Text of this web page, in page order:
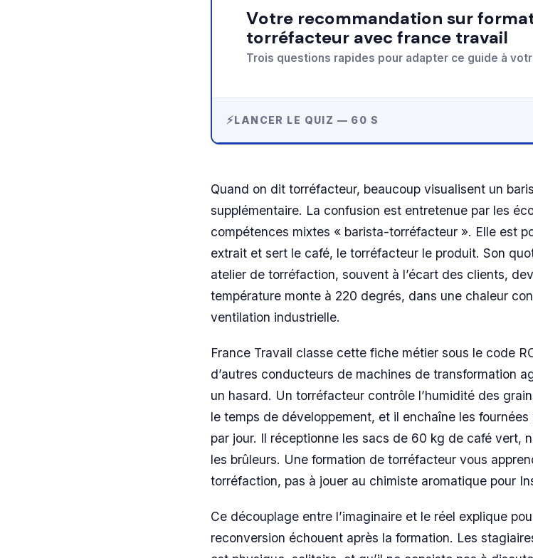
Votre recommandation sur formation
torréfacteur avec france travail
Trois questions rapides pour adapter ce guide à
LANCER LE QUIZ — 60 S
Quand on dit torréfacteur, beaucoup visualisent un
supplémentaire. La confusion est entretenue par les
compétences mixtes « barista-torréfacteur ». Elle est
extrait et sert le café, le torréfacteur le produit. Son
atelier de torréfaction, souvent à l’écart des clients,
température monte à 220 degrés, dans une chaleur
ventilation industrielle.
France Travail classe cette fiche métier sous le code
d’autres conducteurs de machines de transformation
un hasard. Un torréfacteur contrôle l’humidité des
le temps de développement, et il enchaîne les
par jour. Il réceptionne les sacs de 60 kg de café vert,
les brûleurs. Une formation de torréfacteur vous
torréfaction, pas à jouer au chimiste aromatique pour
Ce découplage entre l’imaginaire et le réel explique
reconversion échouent après la formation. Les